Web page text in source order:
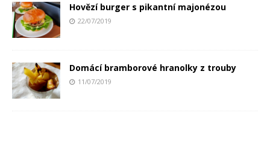
Hovězí burger s pikantní majonézou
22/07/2019
Domácí bramborové hranolky z trouby
11/07/2019